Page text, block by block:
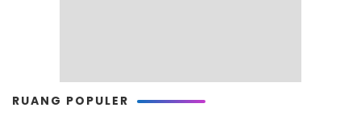
RUANG POPULER